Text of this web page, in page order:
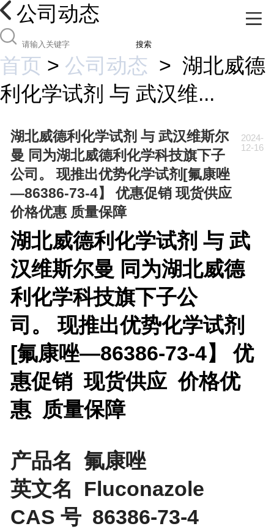
公司动态
搜索
首页 > 公司动态 > 湖北威德
利化学试剂 与 武汉维...
湖北威德利化学试剂 与 武汉维斯尔
曼 同为湖北威德利化学科技旗下子
公司。 现推出优势化学试剂[氟康唑
—86386-73-4】 优惠促销 现货供应
价格优惠 质量保障
2024-
12-16
湖北威德利化学试剂 与 武
汉维斯尔曼 同为湖北威德
利化学科技旗下子公
司。 现推出优势化学试剂
[氟康唑—86386-73-4】 优
惠促销 现货供应 价格优
惠 质量保障
产品名 氟康唑
英文名 Fluconazole
CAS 号 86386-73-4